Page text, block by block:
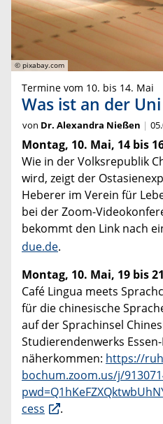
© pixabay.com
Termine vom 10. bis 14. Mai
Was ist an der
von Dr. Alexandra Nießen
Montag, 10. Mai, 14 bis
Wie in der Volksrepublik
wird, zeigt der
Heberer im Verein für
bei der Zoom-
bekommt den Link nach
due.de.
Montag, 10. Mai, 19 bis
Café Lingua meets
für die chinesische
auf der Sprachinsel
Studierendenwerks
näherkommen: https://
bochum.zoom.us/j/
cess
.